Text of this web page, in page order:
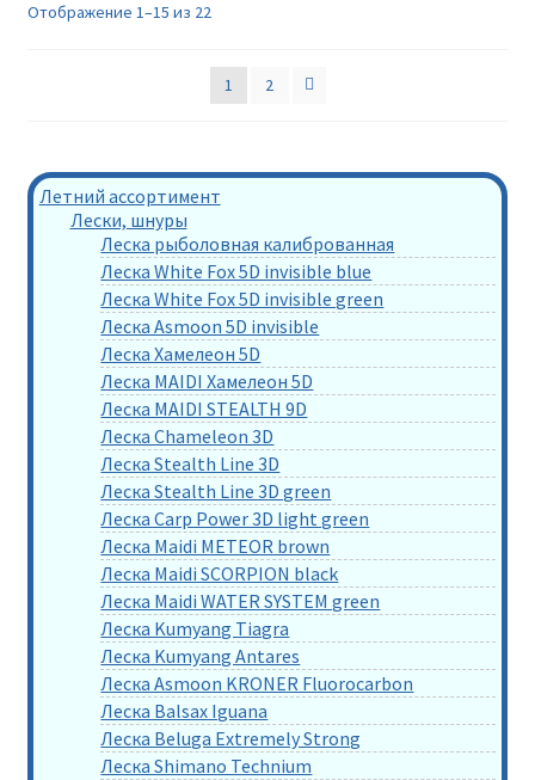
Отображение 1–15 из 22
1 2
Летний ассортимент
Лески, шнуры
Леска рыболовная калиброванная
Леска White Fox 5D invisible blue
Леска White Fox 5D invisible green
Леска Asmoon 5D invisible
Леска Хамелеон 5D
Леска MAIDI Хамелеон 5D
Леска MAIDI STEALTH 9D
Леска Chameleon 3D
Леска Stealth Line 3D
Леска Stealth Line 3D green
Леска Carp Power 3D light green
Леска Maidi METEOR brown
Леска Maidi SCORPION black
Леска Maidi WATER SYSTEM green
Леска Kumyang Tiagra
Леска Kumyang Antares
Леска Asmoon KRONER Fluorocarbon
Леска Balsax Iguana
Леска Beluga Extremely Strong
Леска Shimano Technium